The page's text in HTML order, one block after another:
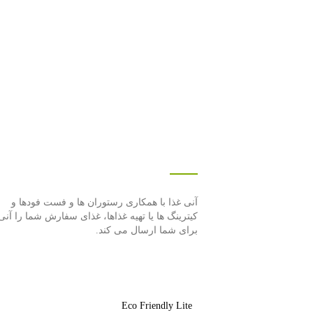
آنی غذا با همكاری رستوران ها و فست فودها و
كیترینگ ها یا تهیه غذاها، غذای سفارش شما را
برای شما ارسال می كند.
Eco Friendly Lite